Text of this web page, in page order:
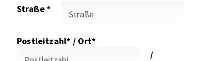
Straße *
Postleitzahl* / Ort*
/